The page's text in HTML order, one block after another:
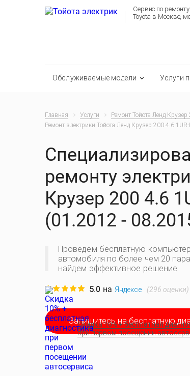
Сервис по
Toyota в Москве,
Обслуживаемые модели Услуги
Главная Услуги
Ремонт Тойота Ленд
Ремонт электрики Тойота Ленд Крузер 200 4.6
ремонту
Крузер 200 4.6
(01.2012 -
Проведём бесплатную
автомобиля по более чем 20
найдем эффективное решение
5.0 на Яндексе (296 оценки)
Запишитесь на бесплатную
Скидка 10% + бесплатная
при первом посещении